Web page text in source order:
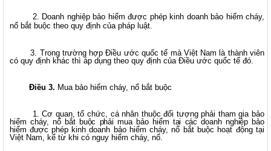
2. Doanh nghiệp bảo hiểm được phép kinh doanh bảo hiểm cháy,
nổ bắt buộc theo quy định của pháp luật.
3. Trong trường hợp Điều ước quốc tế mà Việt Nam là thành viên
có quy định khác thì áp dụng theo quy định của Điều ước quốc tế đó.
Điều 3. Mua bảo hiểm cháy, nổ bắt buộc
1. Cơ quan, tổ chức, cá nhân thuộc đối tượng phải tham gia bảo
hiểmcháy, nổ bắt buộc phải mua bảo hiểm tại các doanh nghiệp bảo
hiểm được phép kinh doanh bảo hiểm cháy, nổ bắt buộc hoạt động tại
Việt Nam, kể từ khi có nguy hiểm cháy, nổ.